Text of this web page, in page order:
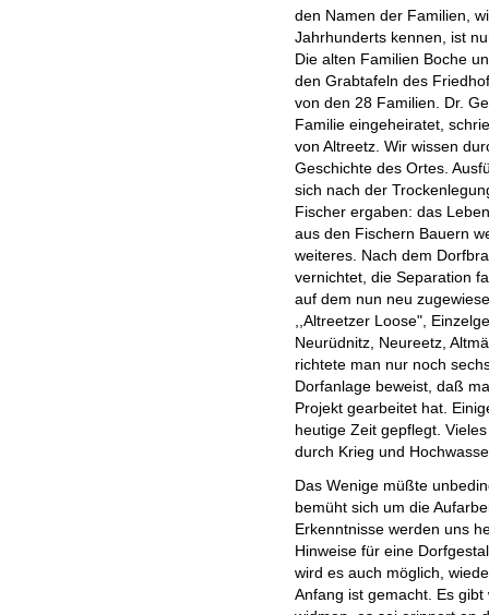
den Namen der Familien,
Jahrhunderts kennen, ist
Die alten Familien Boche
den Grabtafeln des
von den 28 Familien. Dr.
Familie eingeheiratet,
von Altreetz. Wir wissen
Geschichte des Ortes.
sich nach der
Fischer ergaben: das
aus den Fischern Bauern
weiteres. Nach dem
vernichtet, die Separation
auf dem nun neu
,,Altreetzer Loose",
Neurüdnitz, Neureetz,
richtete man nur noch
Dorfanlage beweist, daß
Projekt gearbeitet hat.
heutige Zeit gepflegt.
durch Krieg und
Das Wenige müßte
bemüht sich um die
Erkenntnisse werden uns
Hinweise für eine
wird es auch möglich,
Anfang ist gemacht. Es